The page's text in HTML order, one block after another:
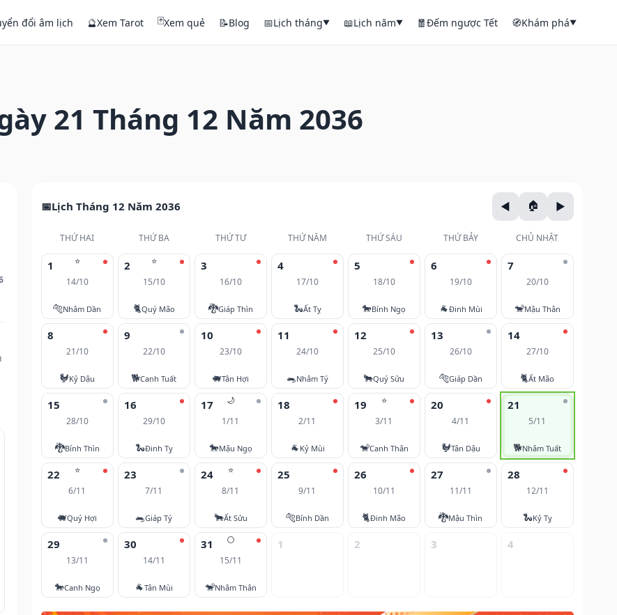
đổi âm lịch 🔮Xem Tarot 🃏Xem quẻ 📝Blog 📅Lịch tháng▼ 📖Lịch năm▼ 🧧Đếm ngược Tết 🧭Khám phá▼
21 Tháng 12 Năm 2036
Lịch Tháng 12 Năm 2036
THỨ HAI THỨ BA THỨ TƯ THỨ NĂM THỨ SÁU THỨ BẢY
CHỦ NHẬT
⭐
1
14/10
🐅Nhâm Dần
⭐
2
15/10
🐈Quý Mão
3
16/10
🐉Giáp Thìn
4
17/10
🐍Ất Tỵ
5
18/10
🐎Bính Ngọ
6
19/10
🐐Đinh Mùi
7
20/10
🐒Mậu Thân
8
21/10
🐓Kỷ Dậu
9
22/10
🐕Canh Tuất
10
23/10
🐖Tân Hợi
11
24/10
🐀Nhâm Tý
12
25/10
🐂Quý Sửu
13
26/10
🐅Giáp Dần
14
27/10
🐈Ất Mão
15
28/10
🐉Bính Thìn
16
29/10
🐍Đinh Tỵ
🌙
17
1/11
🐎Mậu Ngọ
18
2/11
🐐 Kỷ Mùi
⭐
19
3/11
🐒Canh Thân
20
4/11
🐓Tân Dậu
21
5/11
🐕Nhâm Tuất
⭐
22
6/11
🐖Quý Hợi
23
7/11
🐀Giáp Tý
⭐
24
8/11
🐂Ất Sửu
25
9/11
🐅Bính Dần
26
10/11
🐈Đinh Mão
27
11/11
🐉Mậu Thìn
28
12/11
🐍Kỷ Tỵ
29
13/11
🐎Canh Ngọ
30
14/11
🐐Tân Mùi
🌕
31
15/11
🐒Nhâm Thân
1 2 3 4